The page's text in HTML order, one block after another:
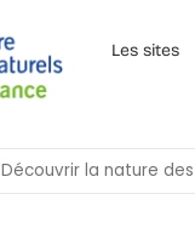
Les sites
Découvrir la nature